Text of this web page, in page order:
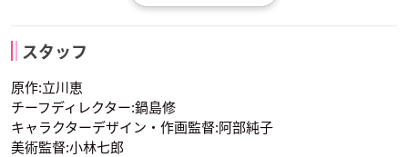
声優：こおろぎさと
スタッフ
原作:立川恵
チーフディレクター:鍋島修
キャラクターデザイン・作画監督:阿部純子
美術監督:小林七郎